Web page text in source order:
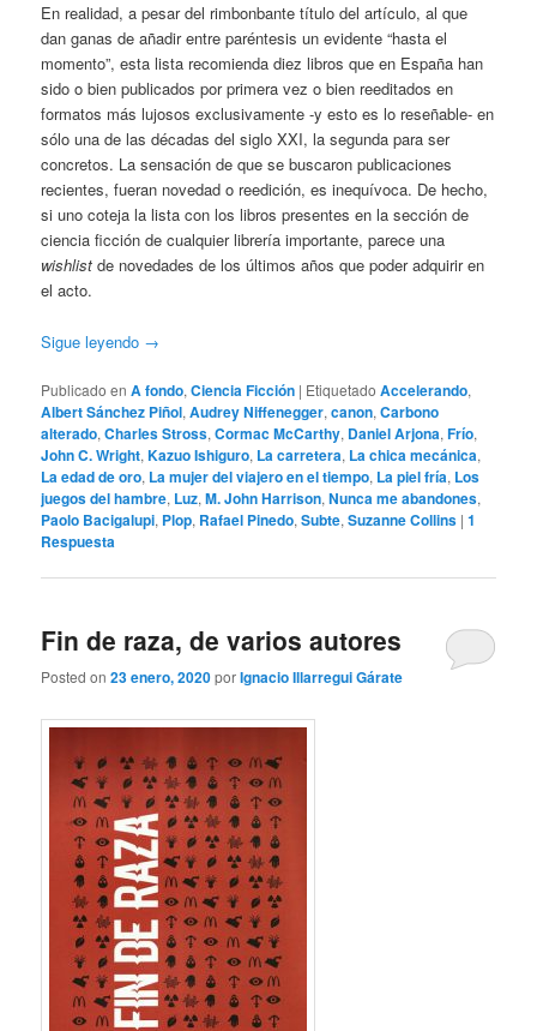
En realidad, a pesar del rimbonbante título del artículo, al que
dan ganas de añadir entre paréntesis un evidente “hasta el
momento”, esta lista recomienda diez libros que en España han
sido o bien publicados por primera vez o bien reeditados en
formatos más lujosos exclusivamente -y esto es lo reseñable- en
sólo una de las décadas del siglo XXI, la segunda para ser
concretos. La sensación de que se buscaron publicaciones
recientes, fueran novedad o reedición, es inequívoca. De hecho,
si uno coteja la lista con los libros presentes en la sección de
ciencia ficción de cualquier librería importante, parece una
wishlist de novedades de los últimos años que poder adquirir en
el acto.
Sigue leyendo →
Publicado en A fondo,Ciencia Ficción | Etiquetado Accelerando,
Albert Sánchez Piñol,Audrey Niffenegger,canon,Carbono
alterado,Charles Stross,Cormac McCarthy, Daniel Arjona,Frío,
John C. Wright,Kazuo Ishiguro, La carretera, La chica mecánica,
La edad de oro, La mujer del viajero en el tiempo, La piel fría, Los
juegos del hambre, Luz,M. John Harrison,Nunca me abandones,
Paolo Bacigalupi, Plop, Rafael Pinedo,Subte,Suzanne Collins |1
Respuesta
Fin de raza, de varios autores
Posted on23 enero, 2020porIgnacio Illarregui Gárate